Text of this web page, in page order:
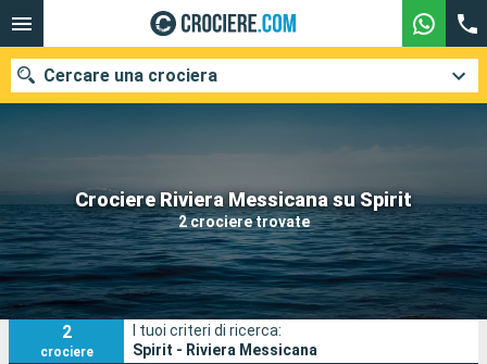
Crociere Riviera Messicana su Spirit
2 crociere trovate
Cercare una crociera
Le nostre destinazioni
Mesi di partenza
Porti Compagnie
Ricerca
2
crociere
I tuoi criteri di ricerca:
Spirit - Riviera Messicana